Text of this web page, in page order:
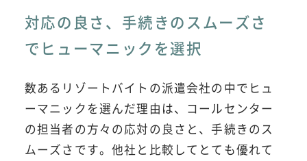
対応の良さ、手続きのスムーズさ
でヒューマニックを選択
数あるリゾートバイトの派遣会社の中でヒュ
ーマニックを選んだ理由は、コールセンター
の担当者の方々の応対の良さと、手続きのス
ムーズさです。他社と比較してとても優れて